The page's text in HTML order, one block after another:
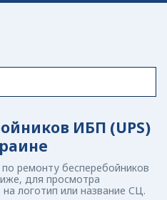
ИБП (UPS)
ремонту бесперебойников
для просмотра
логотип или название СЦ.